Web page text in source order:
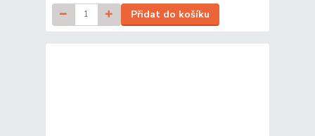
Přidat do košíku